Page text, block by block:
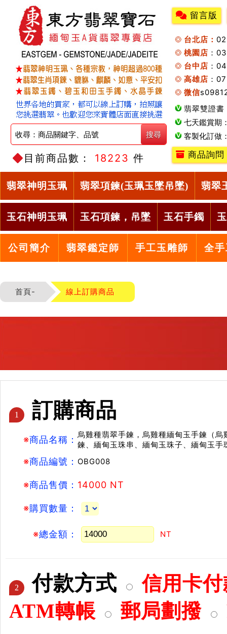
目前商品數： 18223 件
留言版
台北店：
桃園店 ：
台中店 ：
高雄店 ：
微信
翡翠雙證書
七天鑑賞期
客製化訂做
商品詢問
翡翠神明玉珮 翡翠項鍊(玉珮玉墜吊墜) 翡翠
玉石神明玉珮 玉石項鍊，吊墜 玉石手鐲
公司簡介 翡翠鑑定師 手工玉雕師 全
首頁- 線上訂購商品
1 訂購商品
※商品名稱： 烏雞種翡翠手鍊，烏雞種緬甸玉手鍊（
鍊、緬甸玉珠串、緬甸玉珠子、緬甸玉
※商品編號： OBG008
※商品售價： 14000 NT
※購買數量：
※總金額： NT
2 付款方式
信用卡
ATM轉帳
郵局劃撥